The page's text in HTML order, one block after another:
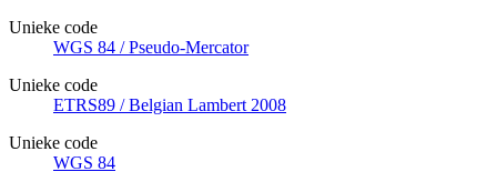
Unieke code
WGS 84 / Pseudo-Mercator
Unieke code
ETRS89 / Belgian Lambert 2008
Unieke code
WGS 84